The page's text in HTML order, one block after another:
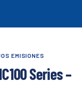
EMISIONES
Series –